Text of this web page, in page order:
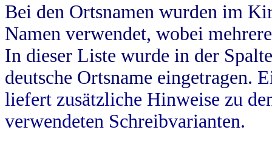
Bei den Ortsnamen wurden im
Namen verwendet, wobei
In dieser Liste wurde in der
deutsche Ortsname eingetragen.
liefert zusätzliche Hinweise zu
verwendeten Schreibvarianten.